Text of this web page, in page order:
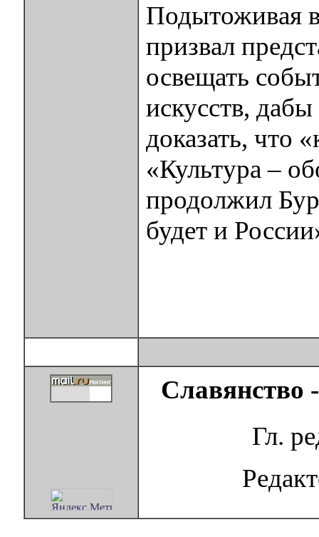
Подытоживая
призвал
освещать
искусств,
доказать, что
«Культура –
продолжил
будет и
Славянство
Гл.